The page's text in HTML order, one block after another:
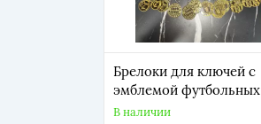
Брелоки для ключей с
эмблемой футбольных
клубов
В наличии